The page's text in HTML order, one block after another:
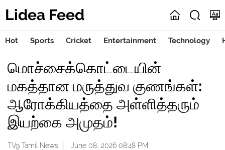
Lidea Feed
Hot Sports Cricket Entertainment Technology
மொச்சைக்கொட்டையின்
மகத்தான மருத்துவ குணங்கள்:
ஆரோக்கியத்தை அள்ளித்தரும்
இயற்கை அமுதம்!
TV9 Tamil News June 08, 2026 08:48 PM